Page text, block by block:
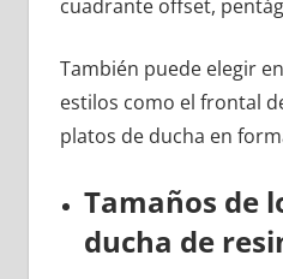
cuadrante offset,
También puede elegir
estilos como el frontal
platos de ducha en
Tamaños de
ducha de